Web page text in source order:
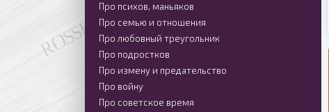
Про психов, маньяков
Про семью и отношения
Про любовный треугольник
Про подростков
Про измену и предательство
Про войну
Про советское время